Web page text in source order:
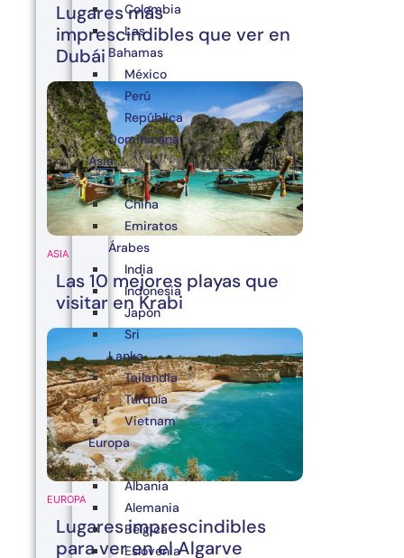
Lugares más
imprescindibles que ver en
Dubái
ASIA
Las 10 mejores playas que
visitar en Krabi
EUROPA
Lugares imprescindibles
para ver en el Algarve
Colombia
Las
Bahamas
México
Perú
República
Dominicana
Asia
China
Emiratos
Árabes
India
Indonesia
Japón
Sri
Lanka
Tailandia
Turquía
Vietnam
Europa
Albania
Alemania
Bélgica
Eslovenia